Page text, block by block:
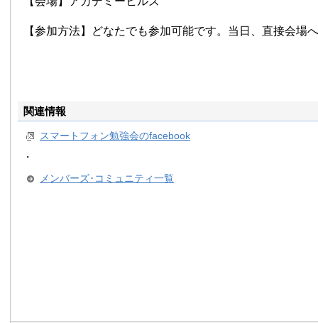
【参加方法】どなたでも参加可能です。当日、直接会場
関連情報
スマートフォン勉強会のfacebook
・
メンバーズ･コミュニティ一覧